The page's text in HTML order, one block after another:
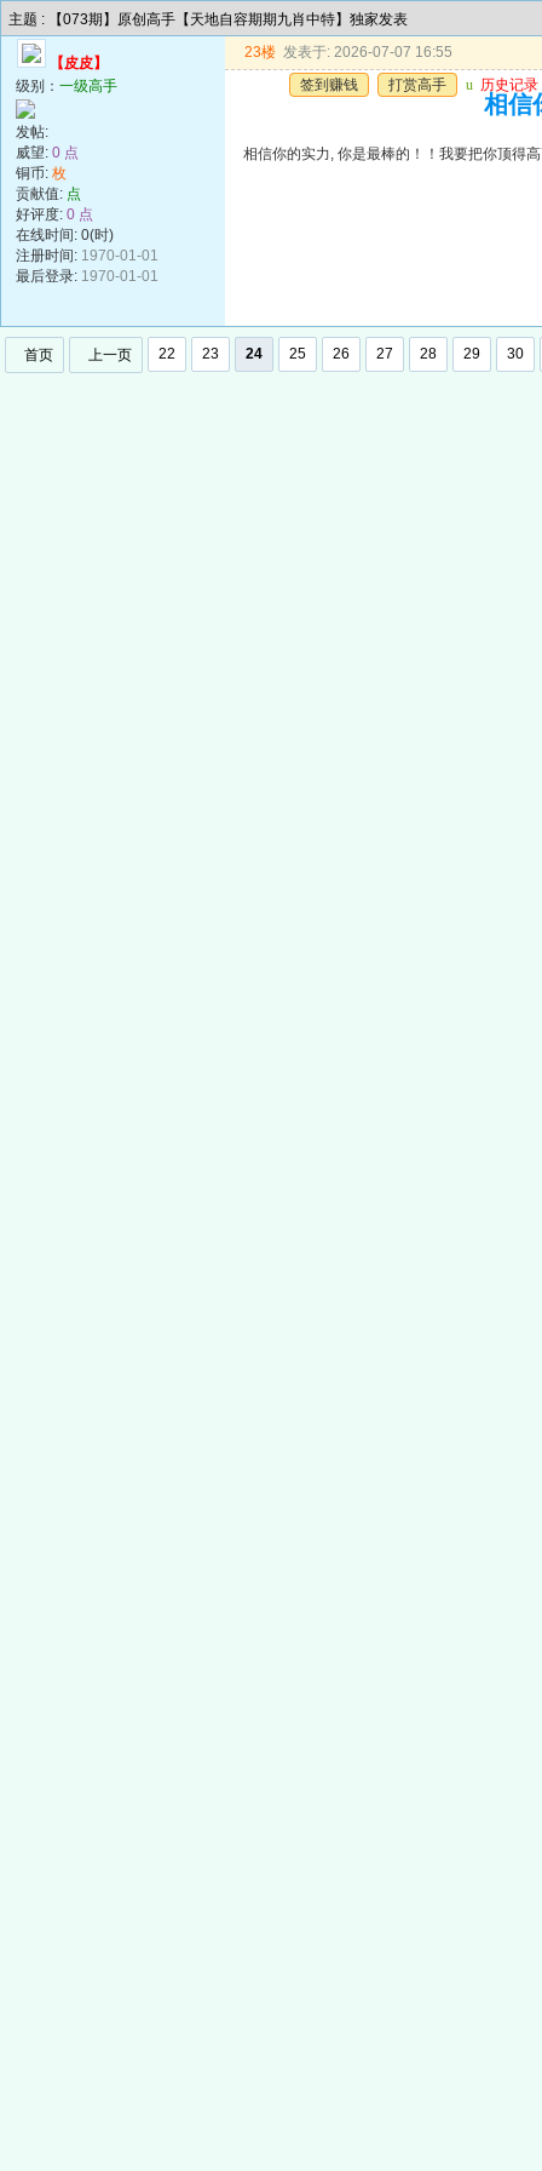
主题 : 【073期】原创高手【天地自容期期九肖中特】独家发表
【皮皮】
级别： 一级高手
发帖:
威望: 0 点
铜币: 枚
贡献值: 点
好评度: 0 点
在线时间: 0(时)
注册时间: 1970-01-01
最后登录: 1970-01-01
23楼 发表于: 2026-07-07 16:55
签到赚钱
打赏高手 u 历史记录
相信
相信你的实力, 你是最棒的！！我要把你顶得
首页 上一页 22 23 24 25 26 27 28 29 30